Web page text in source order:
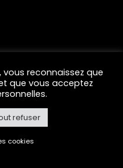
reconnaissez que
que vous acceptez
refuser
cookies